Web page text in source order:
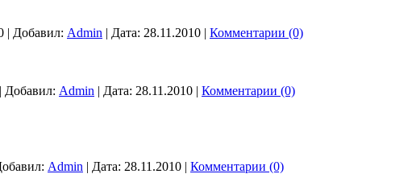
| Добавил: Admin | Дата: 28.11.2010 | Комментарии (0)
| Добавил: Admin | Дата: 28.11.2010 | Комментарии (0)
Admin | Дата: 28.11.2010 | Комментарии (0)